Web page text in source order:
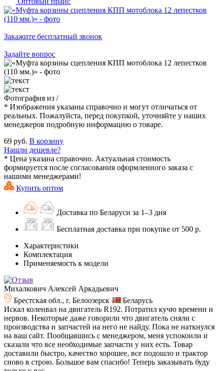
Закажите бесплатный звонок
Задайте вопрос
Фотография из /
* Изображения указаны справочно и могут отличаться от
реальных. Пожалуйста, перед покупкой, уточняйте у наших
менеджеров подробную информацию о товаре.
69 руб. В корзину
Нашли дешевле?
* Цена указана справочно. Актуальная стоимость
формируется после согласования оформленного заказа с
нашими менеджерами!
Купить оптом
Доставка по Беларуси за 1–3 дня
Бесплатная доставка при покупке от 500 р.
Характеристики
Комплектация
Применяемость к модели
Михалкович Алексей Аркадьевич
Брестская обл., г. Белоозерск
Беларусь
Искал коленвал на двигатель R192. Потратил кучю времени и
нервов. Некоторые даже говорили что двигатель сняли с
производства и запчастей на него не найду. Пока не наткнулся
на ваш сайт. Пообщавшись с менеджером, меня успокоили и
сказали что все необходимые запчасти у них есть. Товар
доставили быстро, качество хорошее, все подошло и трактор
сново в строю. Большое вам спасибо! Теперь заказывать буду